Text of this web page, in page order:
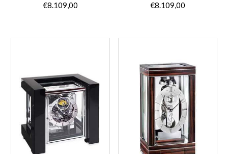
€8.109,00 €8.109,00